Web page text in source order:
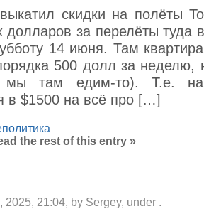
скидки на полёты
долларов за перелёты туда
14 июня. Там
500 долл за
мы там едим-то). Т.е.
в $1500 на всё про […]
the rest of this entry »
2025, 21:04, by Sergey, under .